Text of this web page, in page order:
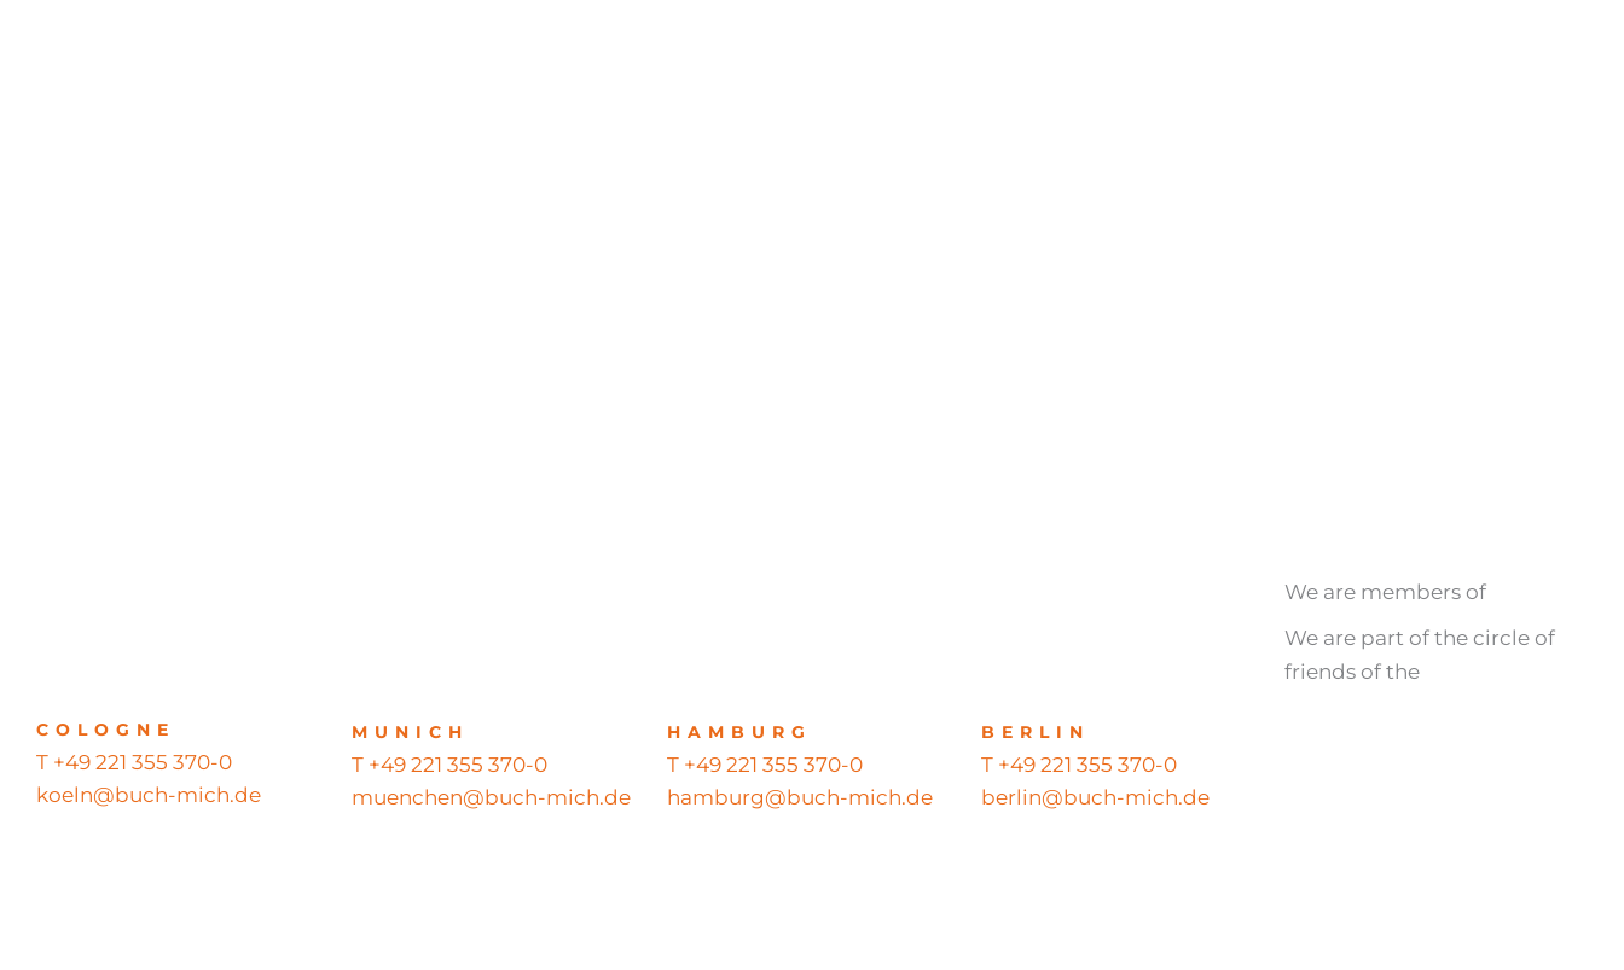
COLOGNE
T +49 221 355 370-0
koeln@buch-mich.de
MUNICH
T +49 221 355 370-0
muenchen@buch-mich.de
HAMBURG
T +49 221 355 370-0
hamburg@buch-mich.de
BERLIN
T +49 221 355 370-0
berlin@buch-mich.de
We are members of
We are part of the circle of
friends of the